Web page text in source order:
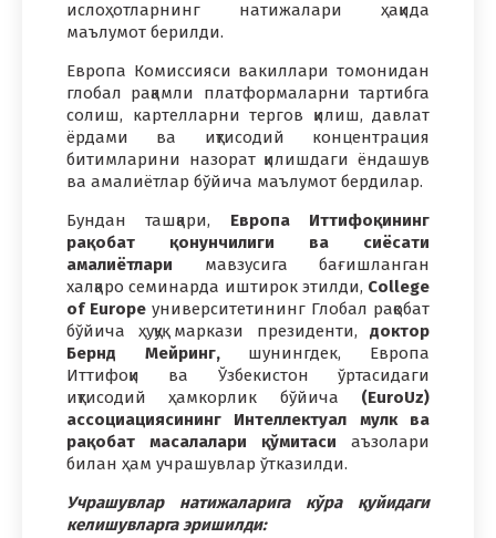
ислоҳотларнинг натижалари ҳақида
маълумот берилди.
Европа Комиссияси вакиллари томонидан
глобал рақамли платформаларни тартибга
солиш, картелларни тергов қилиш, давлат
ёрдами ва иқтисодий концентрация
битимларини назорат қилишдаги ёндашув
ва амалиётлар бўйича маълумот бердилар.
Бундан ташқари, Европа Иттифоқининг
рақобат қонунчилиги ва сиёсати
амалиётлари мавзусига бағишланган
халқаро семинарда иштирок этилди, College
of Europe университетининг Глобал рақобат
бўйича ҳуқуқ маркази президенти, доктор
Бернд Мейринг,шунингдек, Европа
Иттифоқи ва Ўзбекистон ўртасидаги
иқтисодий ҳамкорлик бўйича (EuroUz)
ассоциациясининг Интеллектуал мулк ва
рақобат масалалари қўмитаси аъзолари
билан ҳам учрашувлар ўтказилди.
Учрашувлар натижаларига кўра қуйидаги
келишувларга эришилди: